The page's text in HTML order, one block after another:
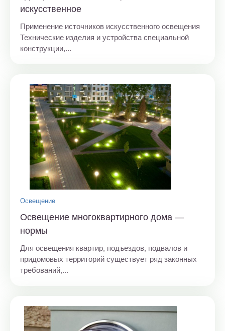
искусственное
Применение источников искусственного освещения
Технические изделия и устройства специальной
конструкции,...
Освещение
Освещение многоквартирного дома —
нормы
Для освещения квартир, подъездов, подвалов и
придомовых территорий существует ряд законных
требований,...